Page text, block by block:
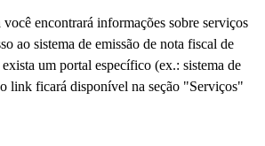
encontrará informações sobre serviços
ao sistema de emissão de nota fiscal de
um portal específico (ex.: sistema de
link ficará disponível na seção "Serviços"